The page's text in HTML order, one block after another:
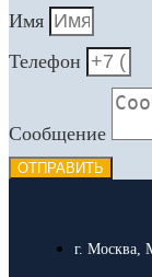
Имя
Телефон
Сообщение
ОТПРАВИТЬ
г. Москва,